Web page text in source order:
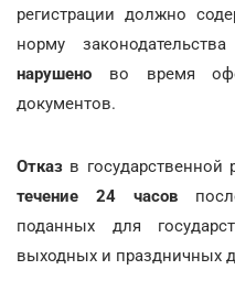
регистрации должно
норму
нарушено во время
документов.
Отказ в государственной
течение 24 часов
поданных для
выходных и праздничных